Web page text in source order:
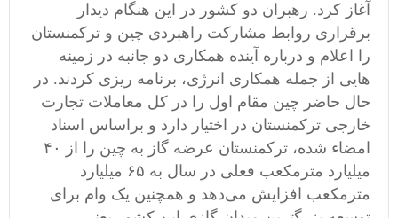
آغاز کرد. رهبران دو کشور در اين هنگام دیدار
برقراری روابط مشارکت راهبردی چین و ترکمنستان
را اعلام و درباره آینده همکاری دو جانبه در زمینه
هایی از جمله همکاری انرژی، برنامه ریزی کردند. در
حال حاضر چین مقام اول را در کل معاملات تجارت
خارجی ترکمنستان در اختیار دارد و براساس اسناد
امضاء شده، ترکمنستان عرضه گاز به چین را از ۴۰
میلیارد مترمکعب فعلی در سال به ۶۵ میلیارد
مترمکعب افزایش می‌دهد و همچنین یک وام برای